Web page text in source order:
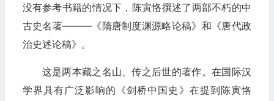
没有参考书籍的情况下，陈寅恪撰述了两部不朽的中
古史名著———《隋唐制度渊源略论稿》和《唐代政
治史述论稿》。
这是两本藏之名山、传之后世的著作。在国际汉
学界具有广泛影响的《剑桥中国史》在提到陈寅恪